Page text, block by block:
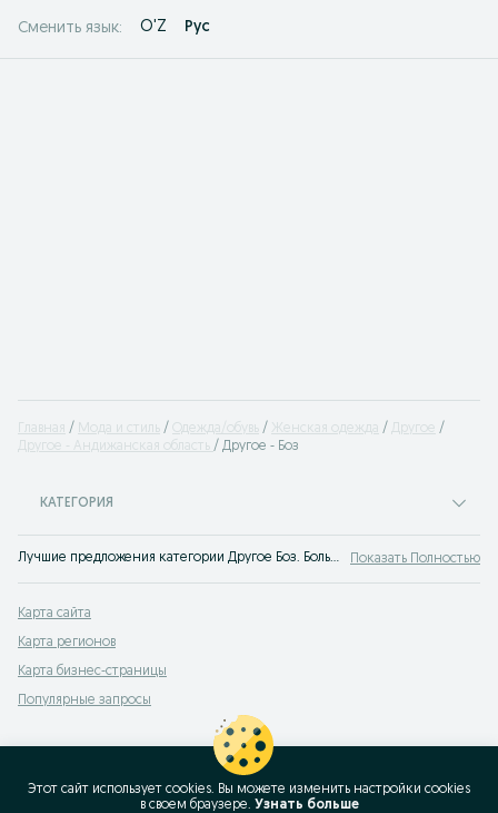
Сменить язык: O'Z Рус
Главная Мода и стиль Одежда/обувь Женская одежда
Другое
Другое - Андижанская область
Другое - Боз
КАТЕГОРИЯ
Лучшие предложения категории Другое Боз. Большой выбор товаров и услуг по выгодным ценам на OLX! Множество предложений на OLX.uz! Показать Полностью
Карта сайта
Карта регионов
Карта бизнес-страницы
Популярные запросы
Этот сайт использует cookies. Вы можете изменить настройки cookies
в своeм браузере. Узнать больше